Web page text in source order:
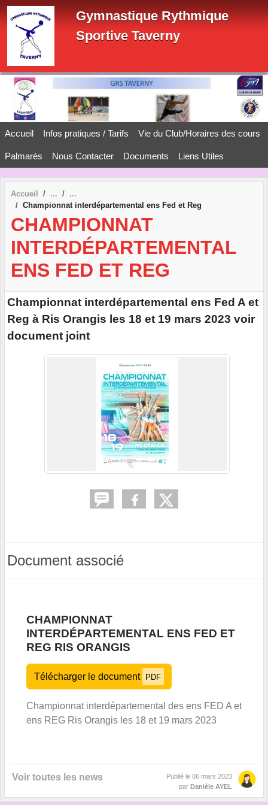
Gymnastique Rythmique
Sportive Taverny
Accueil Infos pratiques / Tarifs Vie du Club/Horaires des cours
Palmarès Nous Contacter Documents Liens Utiles
Accueil
Championnat interdépartemental ens Fed et Reg
CHAMPIONNAT
INTERDÉPARTEMENTAL
ENS FED ET REG
Championnat interdépartemental ens Fed A et
Reg à Ris Orangis les 18 et 19 mars 2023 voir
document joint
Document associé
CHAMPIONNAT
INTERDÉPARTEMENTAL ENS FED ET
REG RIS ORANGIS
Télécharger le document PDF
Championnat interdépartemental des ens FED A et
ens REG Ris Orangis les 18 et 19 mars 2023
Voir toutes les news Publié le 06 mars 2023
par Danièle AYEL
Panneau de gestion des cookies